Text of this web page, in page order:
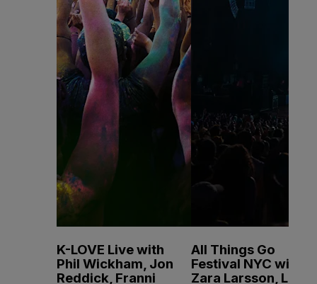
K-LOVE Live with
Phil Wickham, Jon
Reddick, Franni
All Things Go
Festival NYC with
Zara Larsson, Lola